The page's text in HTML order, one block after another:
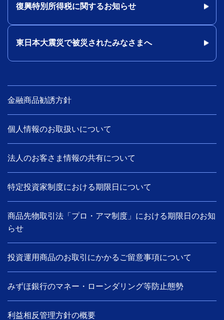
復興特別所得税に関するお知らせ
東日本大震災で被災されたみなさまへ
金融商品勧誘方針
個人情報のお取扱いについて
法人のお客さま情報の共有について
特定投資家制度における期限日について
商品先物取引法「プロ・アマ制度」における期限日のお知
らせ
投資運用商品のお取引にかかるご留意事項について
みずほ銀行のマネー・ローンダリング等防止態勢
利益相反管理方針の概要